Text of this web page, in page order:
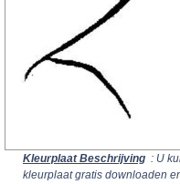
Kleurplaat Beschrijving : U
kleurplaat gratis downloaden